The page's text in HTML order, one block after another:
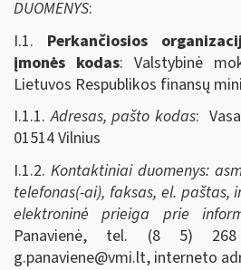
DUOMENYS:
I.1. Perkančiosios
įmonės kodas: Valstybinė
Lietuvos Respublikos finansų
I.1.1.Adresas, pašto kodas:
01514 Vilnius
I.1.2. Kontaktiniai duomenys:
telefonas(-ai), faksas, el. paštas,
elektroninė prieiga prie
Panavienė, tel. (8 5)
g.panaviene@vmi.lt, interneto